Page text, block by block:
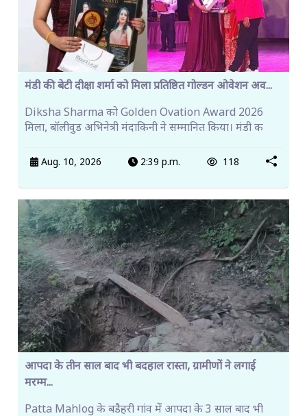
मंडी की बेटी दीक्षा शर्मा को मिला प्रतिष्ठित गोल्डन ओवेशन अव...
Diksha Sharma को Golden Ovation Award 2026
मिला, बॉलीवुड अभिनेत्री मंदाकिनी ने सम्मानित किया। मंडी क
Aug. 10, 2026 2:39 p.m. 118
आपदा के तीन साल बाद भी बदहाल रास्ता, ग्रामीणों ने लगाई
मरम्म...
Patta Mahlog के बडैहरी गांव में आपदा के 3 साल बाद भी